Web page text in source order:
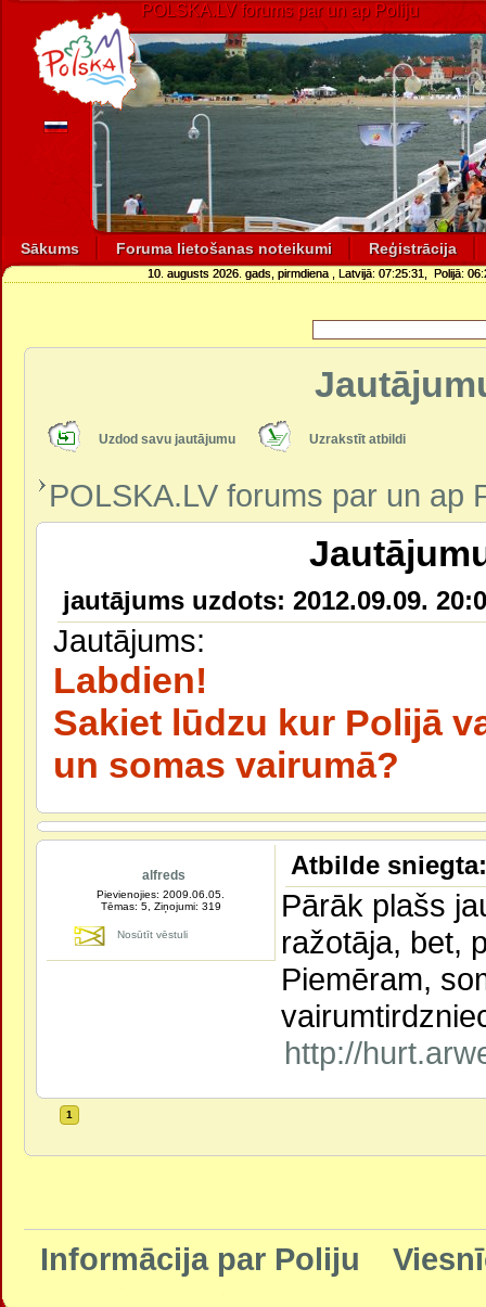
POLSKA.LV forums par un ap Poliju
Sākums Foruma lietošanas noteikumi Reģistrācija
10. augusts 2026. gads, pirmdiena , Latvijā: 07:25:31 , Polijā:
Uzdod savu jautājumu Uzrakstīt atbildi
POLSKA.LV forums par un ap
jautājums uzdots: 2012.09.09.
Jautājums:
Labdien!
Sakiet lūdzu kur Polijā
un somas vairumā?
alfreds
Pievienojies: 2009.06.05.
Tēmas: 5, Ziņojumi: 319
Nosūtīt vēstuli
Atbilde
Pārāk plašs
ražotāja, bet,
Piemēram,
http://
1
Informācija par Poliju